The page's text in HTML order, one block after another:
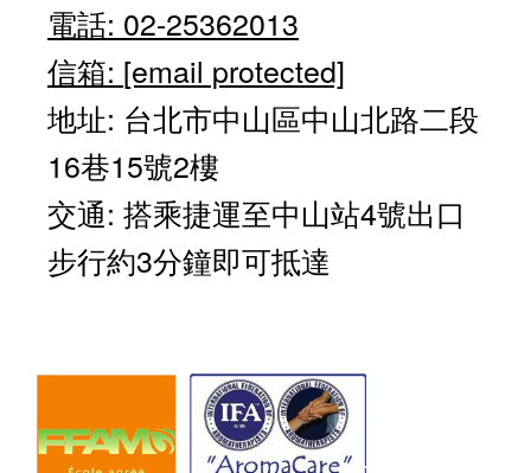
電話: 02-25362013
信箱: [email protected]
地址: 台北市中山區中山北路二段
16巷15號2樓
交通: 搭乘捷運至中山站4號出口
步行約3分鐘即可抵達